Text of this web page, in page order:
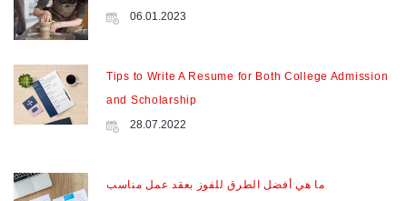
06.01.2023
Tips to Write A Resume for Both College Admission
and Scholarship
28.07.2022
ما هي أفضل الطرق للفوز بعقد عمل مناسب